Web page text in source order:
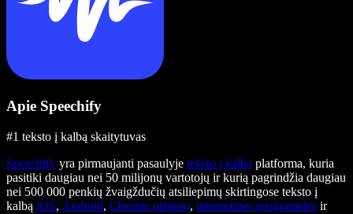
Apie Speechify
#1 teksto į kalbą skaitytuvas
Speechify yra pirmaujanti pasaulyje teksto į kalbą platforma, kuria
pasitiki daugiau nei 50 milijonų vartotojų ir kurią pagrindžia daugiau
nei 500 000 penkių žvaigždučių atsiliepimų skirtingose teksto į
kalbą iOS, Android, Chrome plėtinio, internetinės programėlės ir